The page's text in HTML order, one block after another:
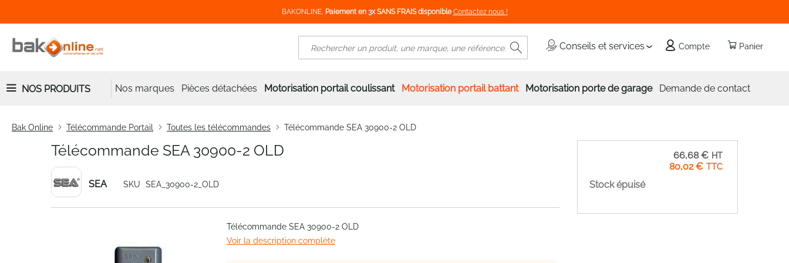
BAKONLINE, Paiement en 3x SANS FRAIS disponible Contactez nous !
Panier
Conseils et services Compte
Rechercher
NOS PRODUITS Nos marques Pièces détachées Motorisation portail coulissant Motorisation portail battant Motorisation porte de garage Demande de contact
Bak Online Télécommande Portail Toutes les télécommandes Télécommande SEA 30900-2 OLD
Télécommande SEA 30900-2 OLD
SEA SKU SEA_30900-2_OLD
Télécommande SEA 30900-2 OLD
Voir la description complète
80,02 €
66,68 €
Stock épuisé